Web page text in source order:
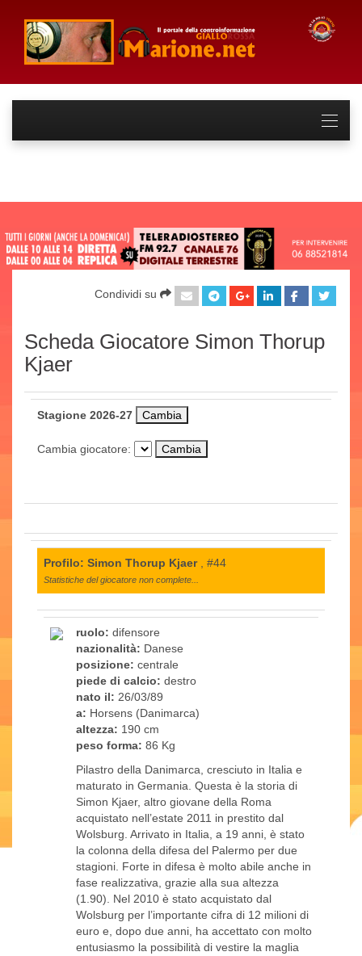
Condividi su
Scheda Giocatore Simon Thorup
Kjaer
Stagione 2026-27
Cambia giocatore:
Profilo: Simon Thorup Kjaer, #44
Statistiche del giocatore non complete...
ruolo: difensore
nazionalità: Danese
posizione: centrale
piede di calcio: destro
nato il: 26/03/89
a: Horsens (Danimarca)
altezza: 190 cm
peso forma: 86 Kg
Pilastro della Danimarca, cresciuto in Italia e
maturato in Germania. Questa è la storia di
Simon Kjaer, altro giovane della Roma
acquistato nell’estate 2011 in prestito dal
Wolsburg. Arrivato in Italia, a 19 anni, è stato
la colonna della difesa del Palermo per due
stagioni. Forte in difesa è molto abile anche in
fase realizzativa, grazie alla sua altezza
(1.90). Nel 2010 è stato acquistato dal
Wolsburg per l’importante cifra di 12 milioni di
euro e, dopo due anni, ha accettato con molto
entusiasmo la possibilità di vestire la maglia